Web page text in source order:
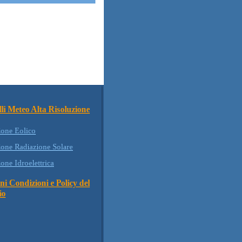
Meteo Alta Risoluzione
Eolico
Radiazione Solare
Idroelettrica
Condizioni e Policy del